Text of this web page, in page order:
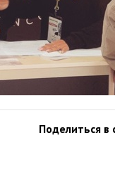
Поделиться в